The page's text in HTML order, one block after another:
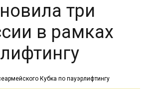
три
в рамках